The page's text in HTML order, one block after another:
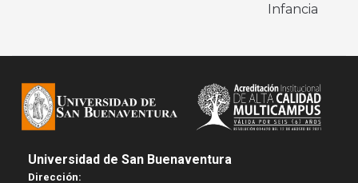
Infancia
Universidad de San Buenaventura
Dirección: